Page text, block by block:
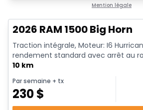
Mention légale
2026 RAM 1500 Big Horn
Traction intégrale, Moteur: I6
rendement standard avec arrêt au
10 km
Par semaine + tx
230$